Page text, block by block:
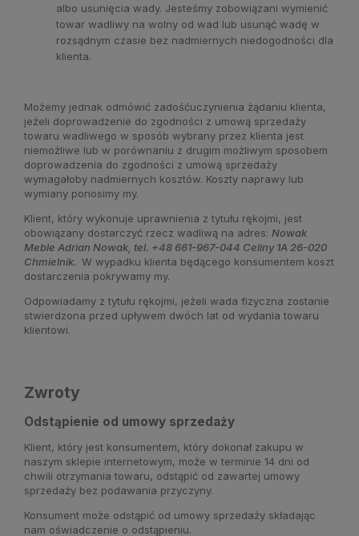
albo usunięcia wady. Jesteśmy zobowiązani wymienić
towar wadliwy na wolny od wad lub usunąć wadę w
rozsądnym czasie bez nadmiernych niedogodności dla
klienta.
Możemy jednak odmówić zadośćuczynienia żądaniu klienta,
jeżeli doprowadzenie do zgodności z umową sprzedaży
towaru wadliwego w sposób wybrany przez klienta jest
niemożliwe lub w porównaniu z drugim możliwym sposobem
doprowadzenia do zgodności z umową sprzedaży
wymagałoby nadmiernych kosztów. Koszty naprawy lub
wymiany ponosimy my.
Klient, który wykonuje uprawnienia z tytułu rękojmi, jest
obowiązany dostarczyć rzecz wadliwą na adres: Nowak
Meble Adrian Nowak, tel. +48 661-967-044 Celiny 1A 26-020
Chmielnik. W wypadku klienta będącego konsumentem koszt
dostarczenia pokrywamy my.
Odpowiadamy z tytułu rękojmi, jeżeli wada fizyczna zostanie
stwierdzona przed upływem dwóch lat od wydania towaru
klientowi.
Zwroty
Odstąpienie od umowy sprzedaży
Klient, który jest konsumentem, który dokonał zakupu w
naszym sklepie internetowym, może w terminie 14 dni od
chwili otrzymania towaru, odstąpić od zawartej umowy
sprzedaży bez podawania przyczyny.
Konsument może odstąpić od umowy sprzedaży składając
nam oświadczenie o odstąpieniu.